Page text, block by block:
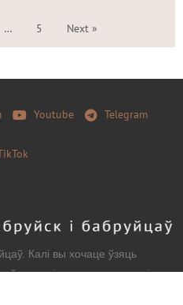
… 5 Next »
Youtube Telegram
Калі вы хочаце ўзяць
калі ласка, загаловак і